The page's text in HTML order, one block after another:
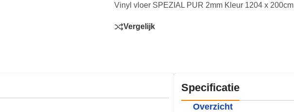
Vinyl vloer SPEZIAL PUR 2mm Kleur 1204 x 200cm
Vergelijk
Specificatie
Overzicht